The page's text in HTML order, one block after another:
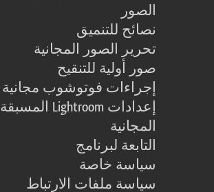
الصور
نصائح للتنميق
تحرير الصور المجانية
صور أولية للتنقيح
إجراءات فوتوشوب مجانية
إعدادات Lightroom المسبقة
المجانية
التابعة لبرنامج
سياسة خاصة
سياسة ملفات الارتباط